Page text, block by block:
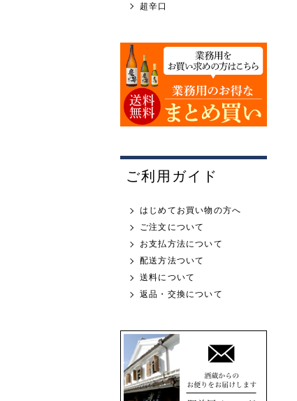
超辛口
ご利用ガイド
はじめてお買い物の方へ
ご注文について
お支払方法について
配送方法ついて
送料について
返品・交換について